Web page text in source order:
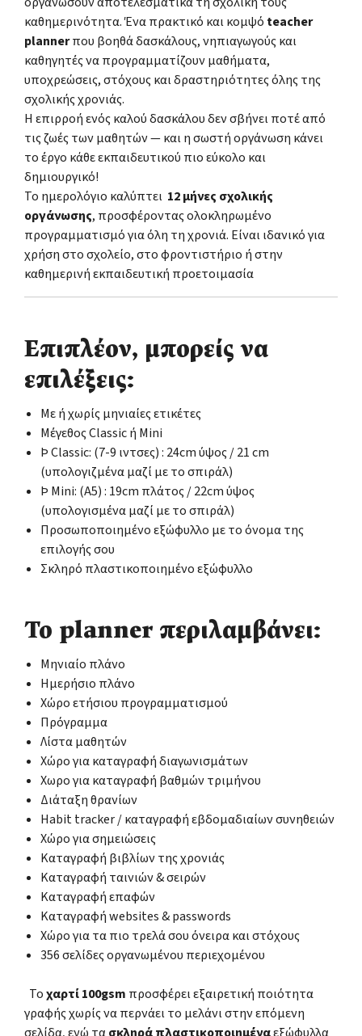
καθημερινότητα. Ένα πρακτικό και κομψό teacher
plannerπου βοηθά δασκάλους, νηπιαγωγούς και
καθηγητές να προγραμματίζουν μαθήματα,
υποχρεώσεις, στόχους και δραστηριότητες όλης της
σχολικής χρονιάς.
Η επιρροή ενός καλού δασκάλου δεν σβήνει ποτέ από
τις ζωές των μαθητών — και η σωστή οργάνωση κάνει
το έργο κάθε εκπαιδευτικού πιο εύκολο και
δημιουργικό!
Το ημερολόγιο καλύπτει 12 μήνες σχολικής
οργάνωσης, προσφέροντας ολοκληρωμένο
προγραμματισμό για όλη τη χρονιά. Είναι ιδανικό για
χρήση στο σχολείο, στο φροντιστήριο ή στην
καθημερινή εκπαιδευτική προετοιμασία
Επιπλέον, μπορείς να
επιλέξεις:
Με ή χωρίς μηνιαίες ετικέτες
Μέγεθος Classic ή Mini
Þ Classic: (7-9 ιντσες) : 24cm ύψος / 21 cm
(υπολογιζμένα μαζί με το σπιράλ)
Þ Mini: (Α5) : 19cm πλάτος / 22cm ύψος
(υπολογισμένα μαζί με το σπιράλ)
Προσωποποιημένο εξώφυλλο με το όνομα της
επιλογής σου
Σκληρό πλαστικοποιημένο εξώφυλλο
Το planner περιλαμβάνει:
Μηνιαίο πλάνο
Ημερήσιο πλάνο
Χώρο ετήσιου προγραμματισμού
Πρόγραμμα
Λίστα μαθητών
Χώρο για καταγραφή διαγωνισμάτων
Χωρο για καταγραφή βαθμών τριμήνου
Διάταξη θρανίων
Habit tracker / καταγραφή εβδομαδιαίων συνηθειών
Χώρο για σημειώσεις
Καταγραφή βιβλίων της χρονιάς
Καταγραφή ταινιών & σειρών
Καταγραφή επαφών
Καταγραφή websites & passwords
Χώρο για τα πιο τρελά σου όνειρα και στόχους
356 σελίδες οργανωμένου περιεχομένου
Τοχαρτί 100gsm προσφέρει εξαιρετική ποιότητα
γραφής χωρίς να περνάει το μελάνι στην επόμενη